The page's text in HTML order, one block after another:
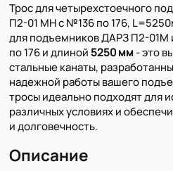
Трос для четырехстоечного
П2-01 МН с №136 по 176,
для подъемников ДАРЗ П2-01М
по 176 и длиной5250 мм- это
стальные канаты,
надежной работы вашего
тросы идеально подходят для
различных условиях и
и долговечность.
Описание